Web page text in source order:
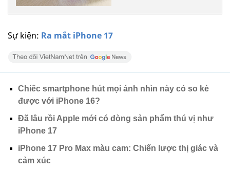
Sự kiện: Ra mắt iPhone 17
Chiếc smartphone hút mọi ánh nhìn này có so kè
được với iPhone 16?
Đã lâu rồi Apple mới có dòng sản phẩm thú vị như
iPhone 17
iPhone 17 Pro Max màu cam: Chiến lược thị giác và
cảm xúc